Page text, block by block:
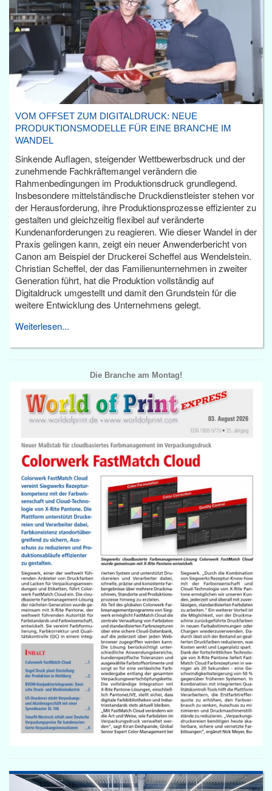
VOM OFFSET ZUM DIGITALDRUCK: NEUE
PRODUKTIONSMODELLE FÜR EINE BRANCHE IM
WANDEL
Sinkende Auflagen, steigender Wettbewerbsdruck und der
zunehmende Fachkräftemangel verändern die
Rahmenbedingungen im Produktionsdruck grundlegend.
Insbesondere mittelständische Druckdienstleister stehen vor
der Herausforderung, ihre Produktionsprozesse effizienter zu
gestalten und gleichzeitig flexibel auf veränderte
Kundenanforderungen zu reagieren. Wie dieser Wandel in der
Praxis gelingen kann, zeigt ein neuer Anwenderbericht von
Canon am Beispiel der Druckerei Scheffel aus Wendelstein.
Christian Scheffel, der das Familienunternehmen in zweiter
Generation führt, hat die Produktion vollständig auf
Digitaldruck umgestellt und damit den Grundstein für die
weitere Entwicklung des Unternehmens gelegt.
Weiterlesen...
Die Branche am Montag!